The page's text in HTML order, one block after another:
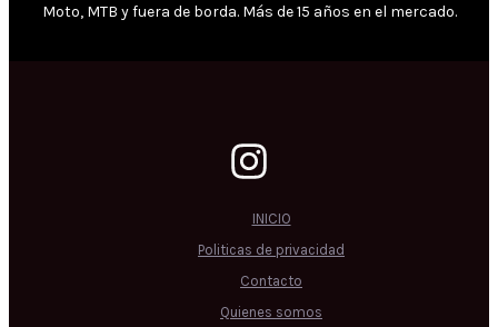
Moto, MTB y fuera de borda. Más de 15 años en el mercado.
INICIO
Politicas de privacidad
Contacto
Quienes somos